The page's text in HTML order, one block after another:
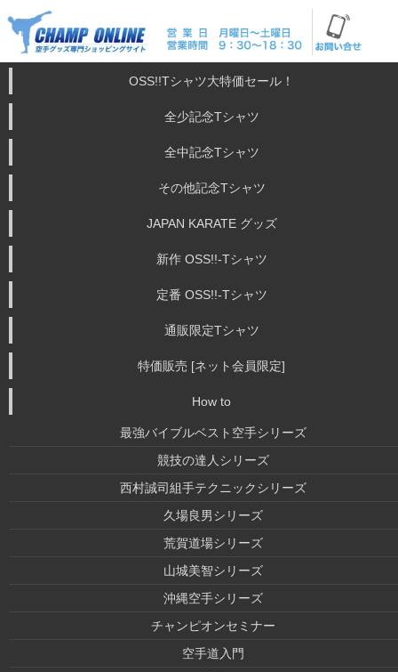
OSS!!Tシャツ大特価セール！
全少記念Tシャツ
全中記念Tシャツ
その他記念Tシャツ
JAPAN KARATE グッズ
新作 OSS!!-Tシャツ
定番 OSS!!-Tシャツ
通販限定Tシャツ
特価販売 [ネット会員限定]
How to
最強バイブルベスト空手シリーズ
競技の達人シリーズ
西村誠司組手テクニックシリーズ
久場良男シリーズ
荒賀道場シリーズ
山城美智シリーズ
沖縄空手シリーズ
チャンピオンセミナー
空手道入門